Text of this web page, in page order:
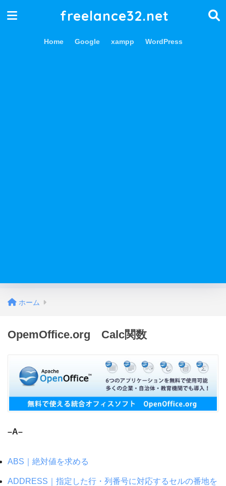
freelance32.net
Home Google xampp WordPress
ホーム
OpemOffice.org Calc関数
–A–
ABS｜絶対値を求める
ADDRESS｜指定した行・列番号に対応するセルの番地を